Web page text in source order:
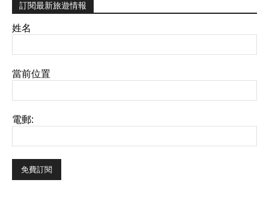
訂閱最新旅遊情報
姓名
當前位置
電郵: